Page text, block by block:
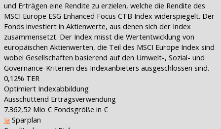
und Erträgen eine Rendite zu erzielen, welche die Rendite des
MSCI Europe ESG Enhanced Focus CTB Index widerspiegelt. Der
Fonds investiert in Aktienwerte, aus denen sich der Index
zusammensetzt. Der Index misst die Wertentwicklung von
europäischen Aktienwerten, die Teil des MSCI Europe Index sind
wobei Gesellschaften basierend auf den Umwelt-, Sozial- und
Governance-Kriterien des Indexanbieters ausgeschlossen sind.
0,12% TER
Optimiert Indexabbildung
Ausschüttend Ertragsverwendung
7.362,52 Mio € Fondsgröße in €
Ja Sparplan